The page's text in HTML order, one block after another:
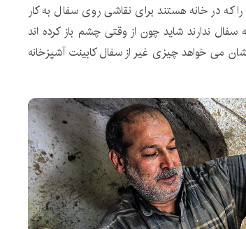
که در خانه هستند برای نقاشی روی سفال به کار
سفال ندارند شاید چون از وقتی چشم باز کرده اند
می خواهد چیزی غیر از سفال کابینت آشپزخانه